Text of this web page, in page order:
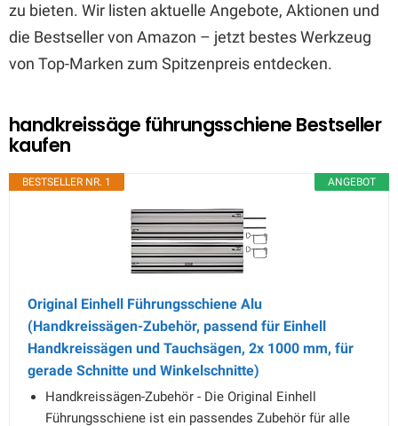
zu bieten. Wir listen aktuelle Angebote, Aktionen und
die Bestseller von Amazon – jetzt bestes Werkzeug
von Top-Marken zum Spitzenpreis entdecken.
handkreissäge führungsschiene Bestseller
kaufen
ANGEBOT
BESTSELLER NR. 1
Original Einhell Führungsschiene Alu
(Handkreissägen-Zubehör, passend für Einhell
Handkreissägen und Tauchsägen, 2x 1000 mm, für
gerade Schnitte und Winkelschnitte)
Handkreissägen-Zubehör - Die Original Einhell
Führungsschiene ist ein passendes Zubehör für alle